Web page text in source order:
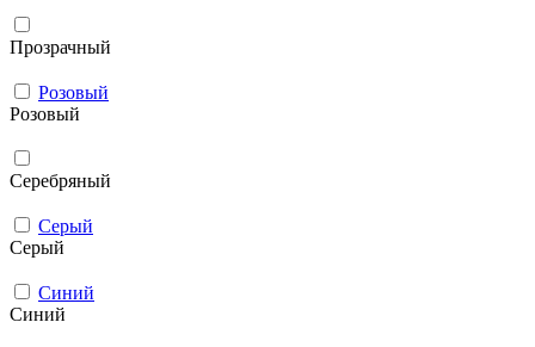
Прозрачный
Розовый
Розовый
Серебряный
Серый
Серый
Синий
Синий